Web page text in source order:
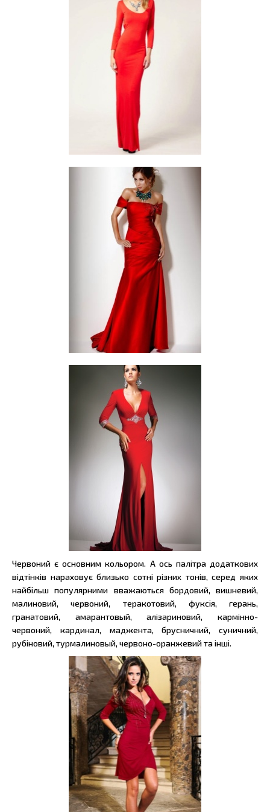
Червоний є основним кольором. А ось палітра додаткових
відтінків нараховує близько сотні різних тонів, серед яких
найбільш популярними вважаються бордовий, вишневий,
малиновий, червоний, теракотовий, фуксія, герань,
гранатовий, амарантовый, алізариновий, кармінно-
червоний, кардинал, маджента, брусничний, суничний,
рубіновий, турмалиновый, червоно-оранжевий та інші.